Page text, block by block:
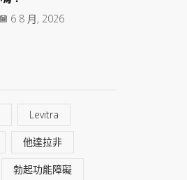
6 8 月, 2026
Levitra
他達拉非
勃起功能障礙